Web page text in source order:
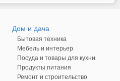
Дом и дача
Бытовая техника
Мебель и интерьер
Посуда и товары для кухни
Продукты питания
Ремонт и строительство